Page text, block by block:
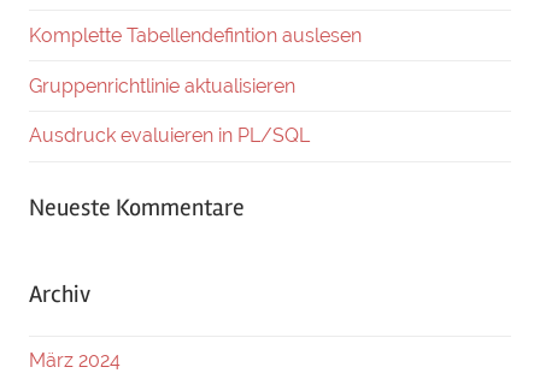
Komplette Tabellendefintion auslesen
Gruppenrichtlinie aktualisieren
Ausdruck evaluieren in PL/SQL
Neueste Kommentare
Archiv
März 2024